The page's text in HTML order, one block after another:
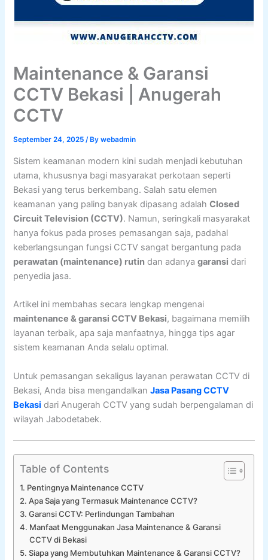
Maintenance & Garansi
CCTV Bekasi | Anugerah
CCTV
September 24, 2025/ Bywebadmin
Sistem keamanan modern kini sudah menjadi kebutuhan
utama, khususnya bagi masyarakat perkotaan seperti
Bekasi yang terus berkembang. Salah satu elemen
keamanan yang paling banyak dipasang adalahClosed
Circuit Television (CCTV). Namun, seringkali masyarakat
hanya fokus pada proses pemasangan saja, padahal
keberlangsungan fungsi CCTV sangat bergantung pada
perawatan (maintenance) rutin dan adanyagaransi dari
penyedia jasa.
Artikel ini membahas secara lengkap mengenai
maintenance & garansi CCTV Bekasi, bagaimana memilih
layanan terbaik, apa saja manfaatnya, hingga tips agar
sistem keamanan Anda selalu optimal.
Untuk pemasangan sekaligus layanan perawatan CCTV di
Bekasi, Anda bisa mengandalkanJasa Pasang CCTV
Bekasi dari Anugerah CCTV yang sudah berpengalaman di
wilayah Jabodetabek.
Table of Contents
Pentingnya Maintenance CCTV
Apa Saja yang Termasuk Maintenance CCTV?
Garansi CCTV: Perlindungan Tambahan
Manfaat Menggunakan Jasa Maintenance & Garansi
CCTV di Bekasi
Siapa yang Membutuhkan Maintenance & Garansi CCTV?